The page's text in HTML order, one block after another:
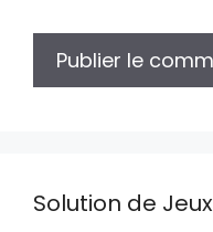
Solution de Jeux